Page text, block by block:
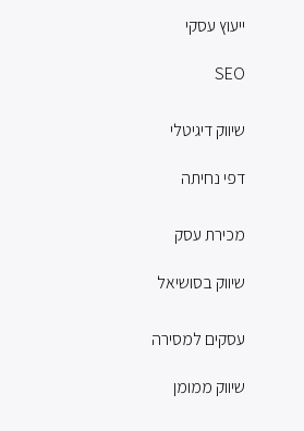
ייעוץ עסקי
SEO
שיווק דיגיטלי
דפי נחיתה
מכירת עסק
שיווק בסושיאל
עסקים למסירה
שיווק ממומן